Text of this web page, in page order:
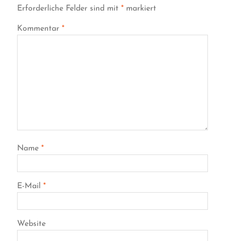
Erforderliche Felder sind mit *markiert
Kommentar *
Name *
E-Mail *
Website